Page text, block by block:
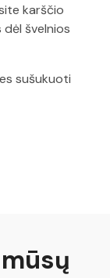
karščio
švelnios
sušukuoti